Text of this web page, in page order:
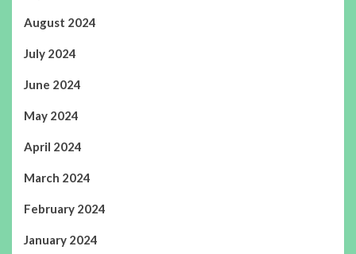
August 2024
July 2024
June 2024
May 2024
April 2024
March 2024
February 2024
January 2024